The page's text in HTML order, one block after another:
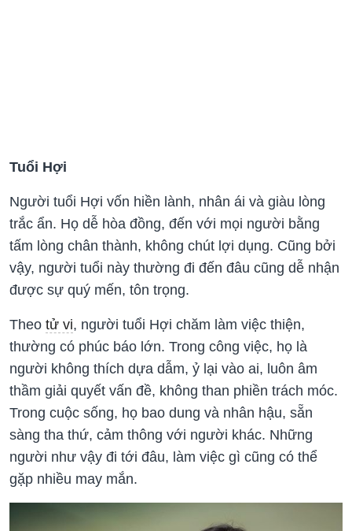
Tuổi Hợi
Người tuổi Hợi vốn hiền lành, nhân ái và giàu lòng
trắc ẩn. Họ dễ hòa đồng, đến với mọi người bằng
tấm lòng chân thành, không chút lợi dụng. Cũng bởi
vậy, người tuổi này thường đi đến đâu cũng dễ nhận
được sự quý mến, tôn trọng.
Theo tử vi, người tuổi Hợi chăm làm việc thiện,
thường có phúc báo lớn. Trong công việc, họ là
người không thích dựa dẫm, ỷ lại vào ai, luôn âm
thầm giải quyết vấn đề, không than phiền trách móc.
Trong cuộc sống, họ bao dung và nhân hậu, sẵn
sàng tha thứ, cảm thông với người khác. Những
người như vậy đi tới đâu, làm việc gì cũng có thể
gặp nhiều may mắn.